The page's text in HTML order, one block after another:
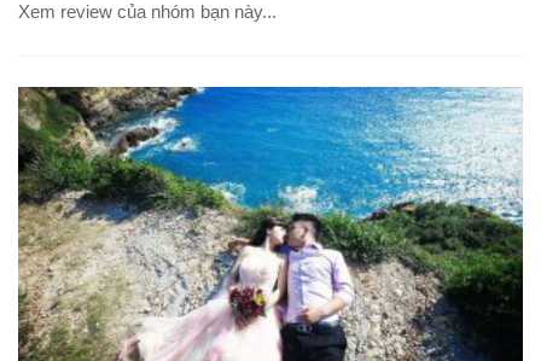
Xem review của nhóm bạn này...